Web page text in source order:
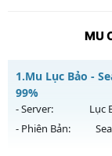
MU
1.Mu Lục Bảo -
99%
- Server: Lục
- Phiên Bản: